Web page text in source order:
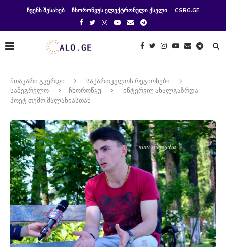
ᲩᲕᲔᲜᲡ ᲨᲔᲡᲐᲮᲔᲑ ᲩᲮᲝᲠᲝᲬᲧᲣᲡ ᲔᲚᲔᲥᲢᲠᲝᲜᲣᲚᲘ ᲥᲡᲔᲚᲘ CSRG.GE
მთავარი გვერდი
საქართველოს რეგიონები
სამეგრელო
ჩხოროწყუ
ინტერვიუ ახალგაზრდა
პოეტ თემო მალანიასთან